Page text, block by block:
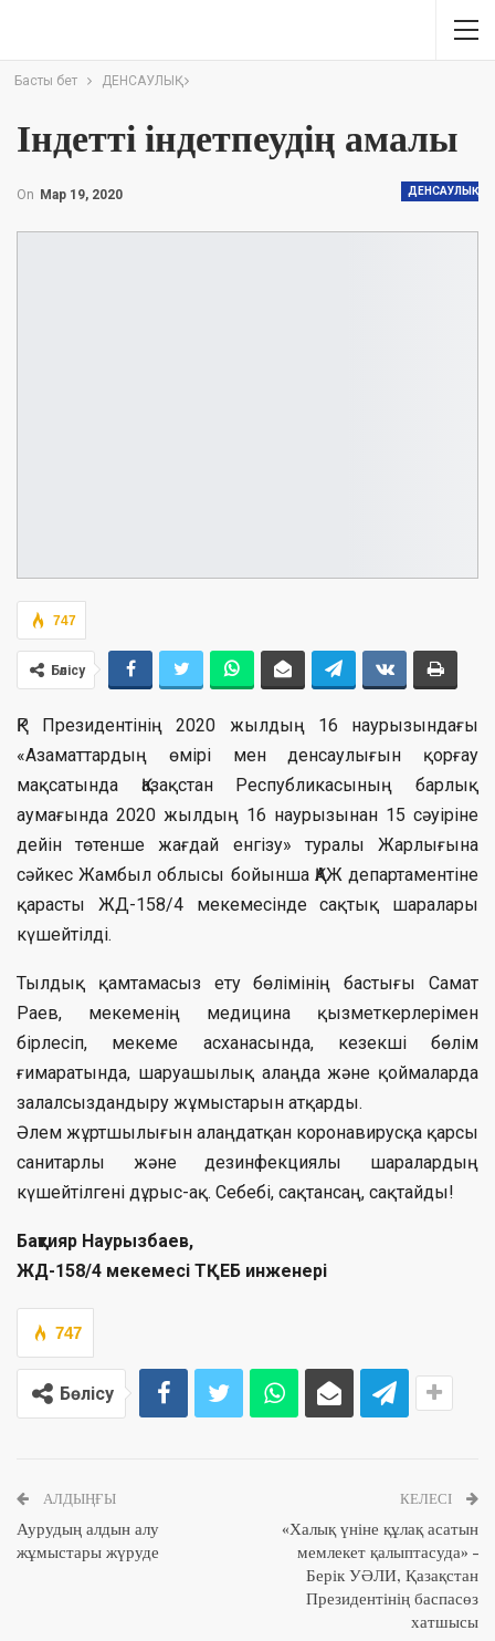
Басты бет ДЕНСАУЛЫҚ
Індетті індетпеудің амалы
ДЕНСАУЛЫҚ
On Мар 19, 2020
747
Бөлісу
ҚР Президентінің 2020 жылдың 16 наурызындағы
«Азаматтардың өмірі мен денсаулығын қорғау
мақсатында Қазақстан Республикасының барлық
аумағында 2020 жылдың 16 наурызынан 15 сәуіріне
дейін төтенше жағдай енгізу» туралы Жарлығына
сәйкес Жамбыл облысы бойынша ҚАЖ департаментіне
қарасты ЖД-158/4 мекемесінде сақтық шаралары
күшейтілді.
Тылдық қамтамасыз ету бөлімінің бастығы Самат
Раев, мекеменің медицина қызметкерлерімен
бірлесіп, мекеме асханасында, кезекші бөлім
ғимаратында, шаруашылық алаңда және қоймаларда
залалсыздандыру жұмыстарын атқарды.
Әлем жұртшылығын алаңдатқан коронавирусқа қарсы
санитарлы және дезинфекциялы шаралардың
күшейтілгені дұрыс-ақ. Себебі, сақтансаң, сақтайды!
Бақтияр Наурызбаев,
ЖД-158/4 мекемесі ТҚЕБ инженері
747
Бөлісу
АЛДЫҢҒЫ
Аурудың алдын алу
жұмыстары жүруде
КЕЛЕСІ
«Халық үніне құлақ асатын
мемлекет қалыптасуда» –
Берік УӘЛИ, Қазақстан
Президентінің баспасөз
хатшысы